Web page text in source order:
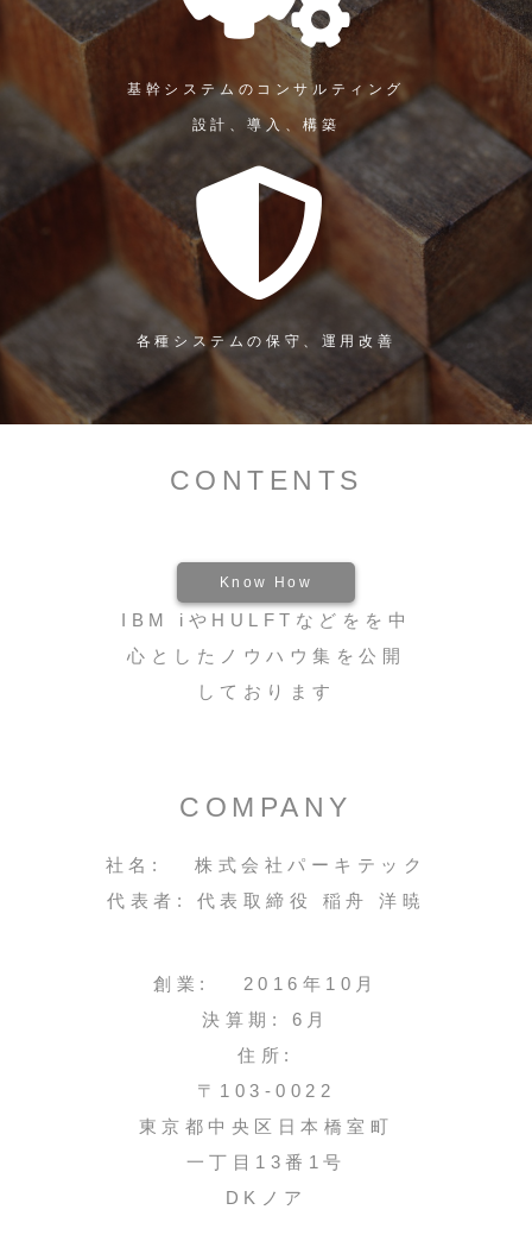
基幹システムのコンサルティング
設計、導入、構築
各種システムの保守、運用改善
CONTENTS
Know How
IBM iやHULFTなどをを中
心としたノウハウ集を公開
しております
COMPANY
社名: 株式会社パーキテック
代表者: 代表取締役 稲舟 洋暁
創業: 2016年10月
決算期: 6月
住所:
〒103-0022
東京都中央区日本橋室町
一丁目13番1号
DKノア